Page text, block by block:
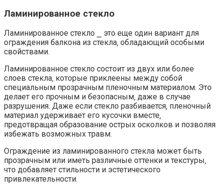
Ламинированное стекло
Ламинированное стекло ⎯ это еще один вариант для
ограждения балкона из стекла‚ обладающий особыми
свойствами.
Ламинированное стекло состоит из двух или более
слоев стекла‚ которые приклеены между собой
специальным прозрачным пленочным материалом.​ Это
делает его прочным и безопасным‚ даже в случае
разрушения.​ Даже если стекло разбивается‚ пленочный
материал удерживает его кусочки вместе‚
предотвращая образование острых осколков и позволяя
избежать возможных травм.
Ограждение из ламинированного стекла может быть
прозрачным или иметь различные оттенки и текстуры‚
что добавляет стильности и эстетического
привлекательности.​